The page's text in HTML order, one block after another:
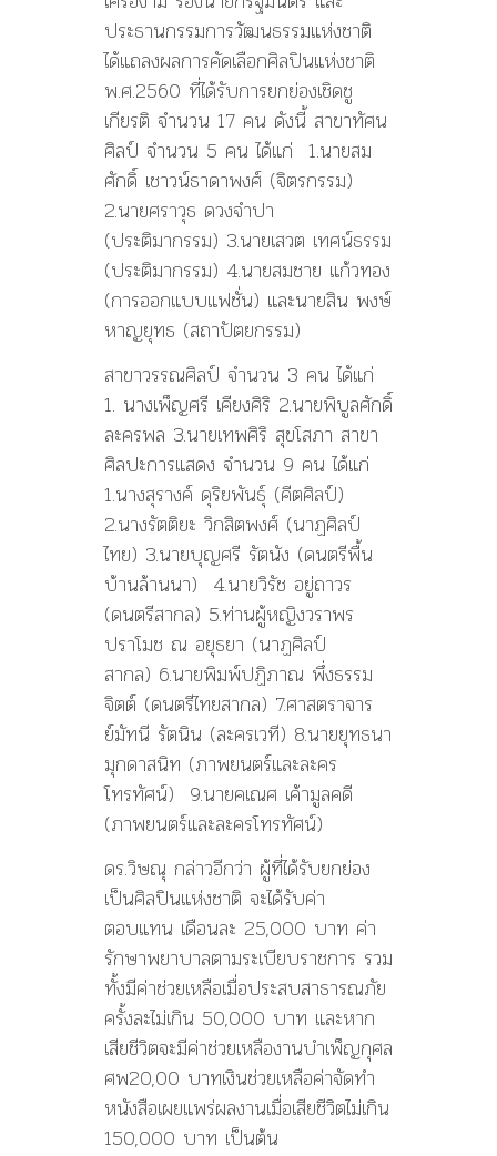
ประธานกรรมการวัฒนธรรมแห่งชาติ
ได้แถลงผลการคัดเลือกศิลปินแห่งชาติ
พ.ศ.2560 ที่ได้รับการยกย่องเชิดชู
เกียรติ จำนวน 17 คน ดังนี้ สาขาทัศน
ศิลป์ จำนวน 5 คน ได้แก่ 1.นายสม
ศักดิ์ เชาวน์ธาดาพงศ์ (จิตรกรรม)
2.นายศราวุธ ดวงจำปา
(ประติมากรรม) 3.นายเสวต เทศน์ธรรม
(ประติมากรรม) 4.นายสมชาย แก้วทอง
(การออกแบบแฟชั่น) และนายสิน พงษ์
หาญยุทธ (สถาปัตยกรรม)
สาขาวรรณศิลป์ จำนวน 3 คน ได้แก่
1. นางเพ็ญศรี เคียงศิริ 2.นายพิบูลศักดิ์
ละครพล 3.นายเทพศิริ สุขโสภา สาขา
ศิลปะการแสดง จำนวน 9 คน ได้แก่
1.นางสุรางค์ ดุริยพันธุ์ (คีตศิลป์)
2.นางรัตติยะ วิกสิตพงศ์ (นาฏศิลป์
ไทย) 3.นายบุญศรี รัตนัง (ดนตรีพื้น
บ้านล้านนา) 4.นายวิรัช อยู่ถาวร
(ดนตรีสากล) 5.ท่านผู้หญิงวราพร
ปราโมช ณ อยุธยา (นาฏศิลป์
สากล) 6.นายพิมพ์ปฏิภาณ พึ่งธรรม
จิตต์ (ดนตรีไทยสากล) 7.ศาสตราจาร
ย์มัทนี รัตนิน (ละครเวที) 8.นายยุทธนา
มุกดาสนิท (ภาพยนตร์และละคร
โทรทัศน์) 9.นายคเณศ เค้ามูลคดี
(ภาพยนตร์และละครโทรทัศน์)
ดร.วิษณุ กล่าวอีกว่า ผู้ที่ได้รับยกย่อง
เป็นศิลปินแห่งชาติ จะได้รับค่า
ตอบแทน เดือนละ 25,000 บาท ค่า
รักษาพยาบาลตามระเบียบราชการ รวม
ทั้งมีค่าช่วยเหลือเมื่อประสบสาธารณภัย
ครั้งละไม่เกิน 50,000 บาท และหาก
เสียชีวิตจะมีค่าช่วยเหลืองานบำเพ็ญกุศล
ศพ20,00 บาทเงินช่วยเหลือค่าจัดทำ
หนังสือเผยแพร่ผลงานเมื่อเสียชีวิตไม่เกิน
150,000 บาท เป็นต้น